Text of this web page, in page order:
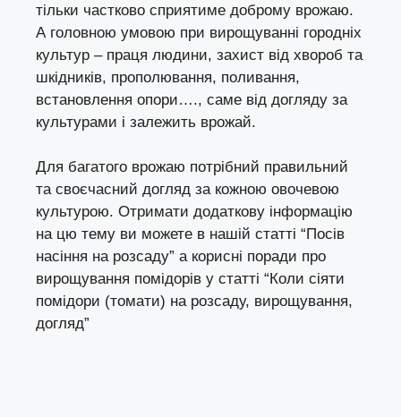
тільки частково сприятиме доброму врожаю.
А головною умовою при вирощуванні городніх
культур – праця людини, захист від хвороб та
шкідників, прополювання, поливання,
встановлення опори…., саме від догляду за
культурами і залежить врожай.
Для багатого врожаю потрібний правильний
та своєчасний догляд за кожною овочевою
культурою. Отримати додаткову інформацію
на цю тему ви можете в нашій статті “Посів
насіння на розсаду” а корисні поради про
вирощування помідорів у статті “Коли сіяти
помідори (томати) на розсаду, вирощування,
догляд”